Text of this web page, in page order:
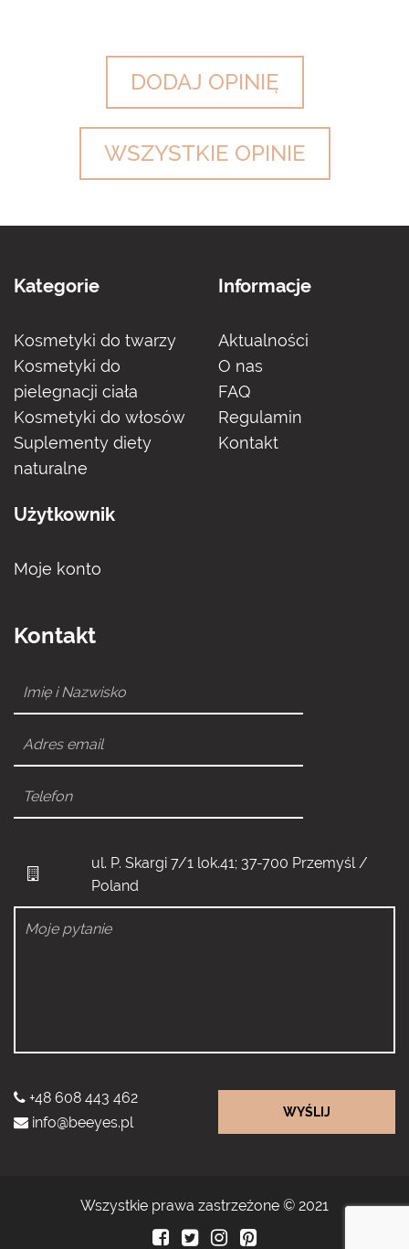
DODAJ OPINIĘ
WSZYSTKIE OPINIE
Kategorie
Kosmetyki do twarzy
Kosmetyki do
pielegnacji ciała
Kosmetyki do włosów
Suplementy diety
naturalne
Informacje
Aktualności
O nas
FAQ
Regulamin
Kontakt
Użytkownik
Moje konto
Kontakt
ul. P. Skargi 7/1 lok.41; 37-700 Przemyśl /
Poland
+48 608 443 462
info@beeyes.pl
WYŚLIJ
Wszystkie prawa zastrzeżone © 2021